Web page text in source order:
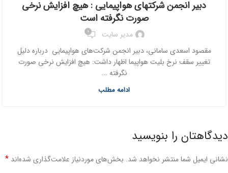
دبیر انجمن شرکتهای هواپیمایی : هیچ افزایش نرخی
صورت نگرفته است
مدیر سایت 0
مقصود اسعدی سامانی، دبیر انجمن شرکت‌های هواپیمایی درباره دلیل
تغییر سقف نرخ بلیت هواپیما اظهار داشت: هیچ افزایش نرخی صورت
نگرفته ...
ادامه مطلب
دیدگاهتان را بنویسید
نشانی ایمیل شما منتشر نخواهد شد. بخش‌های موردنیاز علامت‌گذاری شده‌اند *